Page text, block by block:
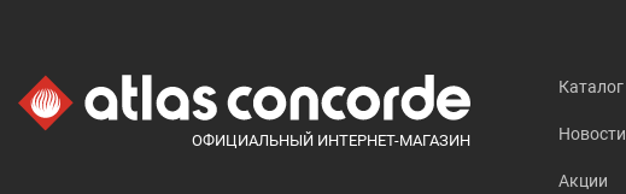
ОФИЦИАЛЬНЫЙ ИНТЕРНЕТ-МАГАЗИН
Каталог
Новости
Акции